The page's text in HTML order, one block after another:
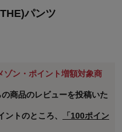
パンツ
ゾン・ポイント増額対象商
商品のレビューを投稿いた
トのところ、
「100ポイン
引取無料！